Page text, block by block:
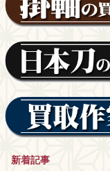
新着記事